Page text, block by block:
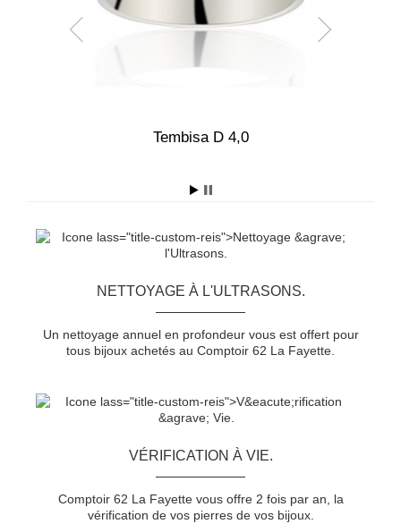
Tembisa D 4,0
NETTOYAGE À L'ULTRASONS.
Un nettoyage annuel en profondeur vous est offert pour
tous bijoux achetés au Comptoir 62 La Fayette.
VÉRIFICATION À VIE.
Comptoir 62 La Fayette vous offre 2 fois par an, la
vérification de vos pierres de vos bijoux.